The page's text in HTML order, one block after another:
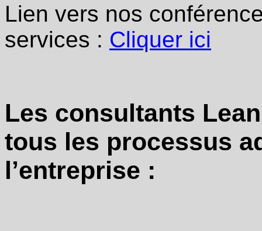
Lien vers nos
services : Cliquer ici
Les consultants
tous les processus
l’entreprise :